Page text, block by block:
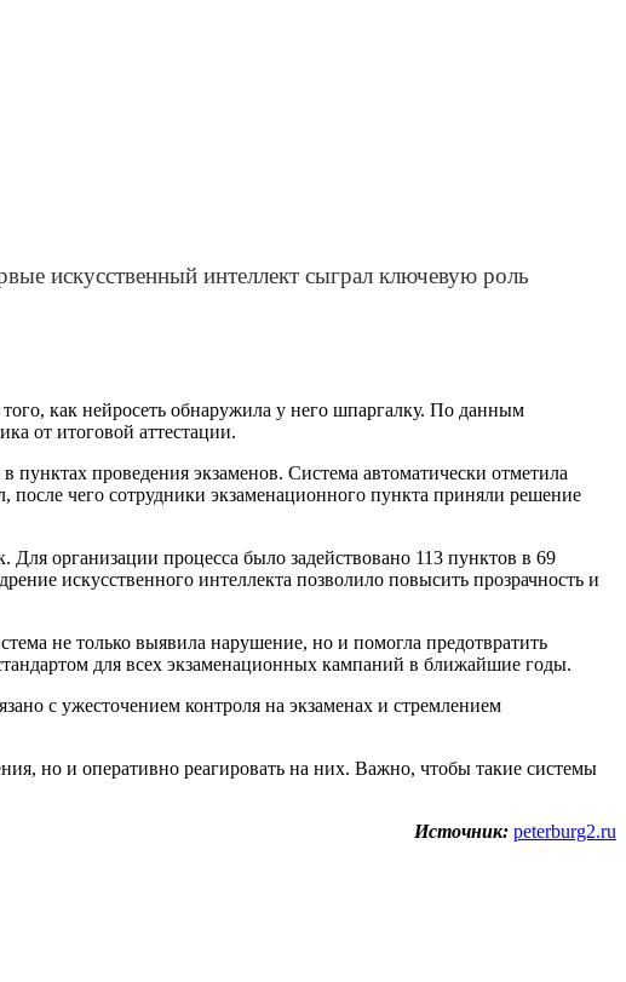
искусственный интеллект сыграл ключевую роль
как нейросеть обнаружила у него шпаргалку. По данным
от итоговой аттестации.
пунктах проведения экзаменов. Система автоматически отметила
чего сотрудники экзаменационного пункта приняли решение
организации процесса было задействовано 113 пунктов в 69
искусственного интеллекта позволило повысить прозрачность и
не только выявила нарушение, но и помогла предотвратить
для всех экзаменационных кампаний в ближайшие годы.
с ужесточением контроля на экзаменах и стремлением
но и оперативно реагировать на них. Важно, чтобы такие системы
Источник: peterburg2.ru